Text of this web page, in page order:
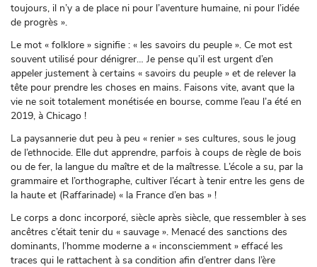
toujours, il n’y a de place ni pour l’aventure humaine, ni pour l’idée
de progrès ».
Le mot « folklore » signifie : « les savoirs du peuple ». Ce mot est
souvent utilisé pour dénigrer… Je pense qu’il est urgent d’en
appeler justement à certains « savoirs du peuple » et de relever la
tête pour prendre les choses en mains. Faisons vite, avant que la
vie ne soit totalement monétisée en bourse, comme l’eau l’a été en
2019, à Chicago !
La paysannerie dut peu à peu « renier » ses cultures, sous le joug
de l’ethnocide. Elle dut apprendre, parfois à coups de règle de bois
ou de fer, la langue du maître et de la maîtresse. L’école a su, par la
grammaire et l’orthographe, cultiver l’écart à tenir entre les gens de
la haute et (Raffarinade) « la France d’en bas » !
Le corps a donc incorporé, siècle après siècle, que ressembler à ses
ancêtres c’était tenir du « sauvage ». Menacé des sanctions des
dominants, l’homme moderne a « inconsciemment » effacé les
traces qui le rattachent à sa condition afin d’entrer dans l’ère